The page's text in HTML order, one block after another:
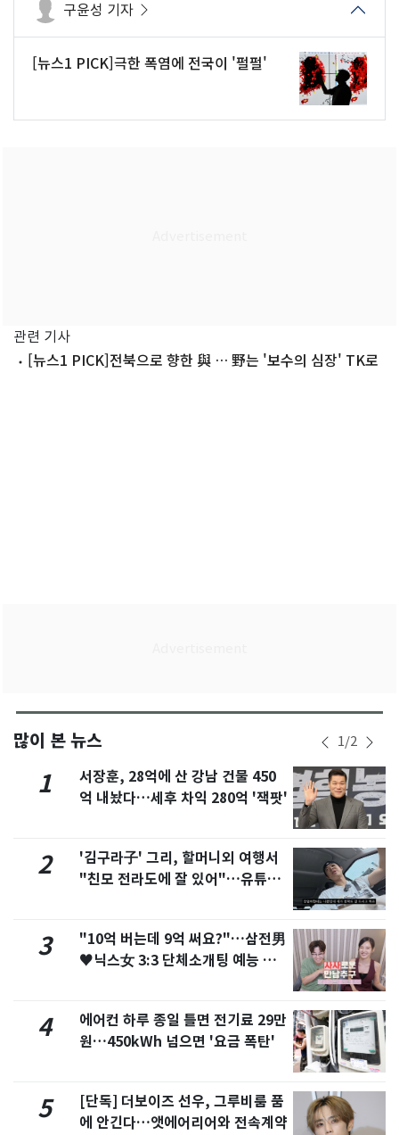
구윤성 기자
[뉴스1 PICK]극한 폭염에 전국이 '펄펄'
관련 기사
[뉴스1 PICK]전북으로 향한 與 … 野는 '보수의 심장' TK로
많이 본 뉴스 1/2
1
서장훈, 28억에 산 강남 건물 450
억 내놨다…세후 차익 280억 '잭팟'
2
'김구라子' 그리, 할머니외 여행서
"친모 전라도에 잘 있어"…유튜브
3
"10억 버는데 9억 써요?"…삼전男
♥닉스女 3:3 단체소개팅 예능 화
4
에어컨 하루 종일 틀면 전기료 29만
원…450kWh 넘으면 '요금 폭탄'
5
[단독] 더보이즈 선우, 그루비룸 품
에 안긴다…앳에어리어와 전속계약